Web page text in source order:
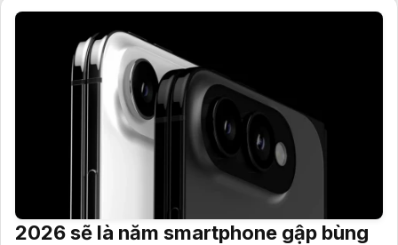
2026 sẽ là năm smartphone gập bùng